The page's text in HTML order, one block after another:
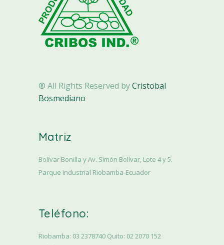
® All Rights Reserved byCristobal
Bosmediano
Matriz
Bolívar Bonilla y Av. Simón Bolívar, Lote 4 y 5.
Parque Industrial Riobamba-Ecuador
Teléfono:
Riobamba: 03 2378740 Quito: 02 2070 152